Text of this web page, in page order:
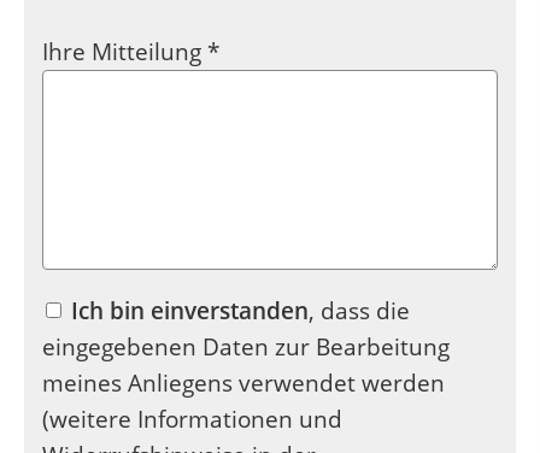
Ihre Mitteilung *
Ich bin einverstanden, dass die
eingegebenen Daten zur Bearbeitung
meines Anliegens verwendet werden
(weitere Informationen und